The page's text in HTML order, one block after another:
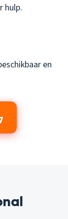
hulp.
en